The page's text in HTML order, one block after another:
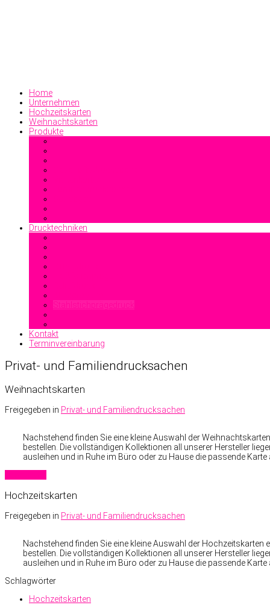
Home
Unternehmen
Hochzeitskarten
Weihnachtskarten
Produkte
Drucktechniken
Stahlstichprägedruck
Kontakt
Terminvereinbarung
Privat- und Familiendrucksachen
Weihnachtskarten
Freigegeben in Privat- und Familiendrucksachen
Nachstehend finden Sie eine kleine Auswahl der
bestellen. Die vollständigen Kollektionen all unserer Hersteller
ausleihen und in Ruhe im Büro oder zu Hause die passende
Hochzeitskarten
Freigegeben in Privat- und Familiendrucksachen
Nachstehend finden Sie eine kleine Auswahl der
bestellen. Die vollständigen Kollektionen all unserer Hersteller
ausleihen und in Ruhe im Büro oder zu Hause die passende
Schlagwörter
Hochzeitskarten